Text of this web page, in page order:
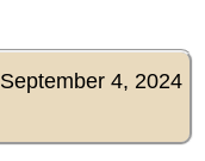
September 4, 2024